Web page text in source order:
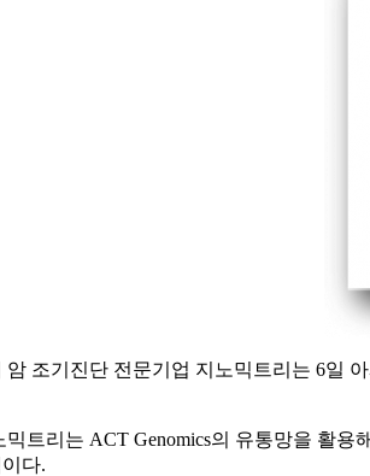
조기진단 전문기업 지노믹트리는 6일
트리는 ACT Genomics의 유통망을 활
다.